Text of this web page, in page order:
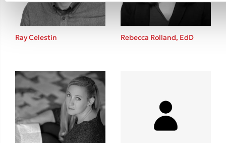
Ray Celestin Rebecca Rolland, EdD